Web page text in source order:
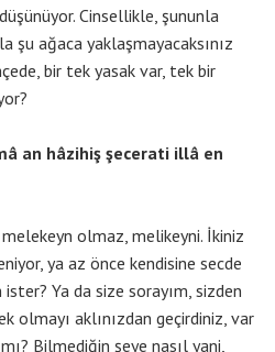
Cinsellikle, şununla
şu ağaca yaklaşmayacaksınız
bir tek yasak var, tek bir
an hâzihiş şecerati illâ en
olmaz, melikeyni. İkiniz
ya az önce kendisine secde
Ya da size sorayım, sizden
olmayı aklınızdan geçirdiniz, var
Bilmediğin şeye nasıl yani,